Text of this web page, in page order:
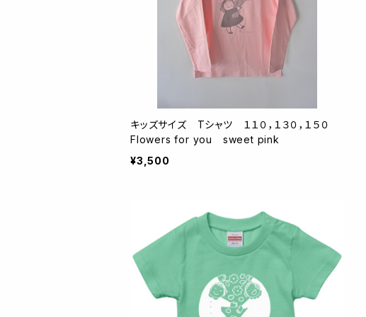
キッズサイズ Tシャツ １１０，１３０，１５０
Flowers for you sweet pink
¥3,500